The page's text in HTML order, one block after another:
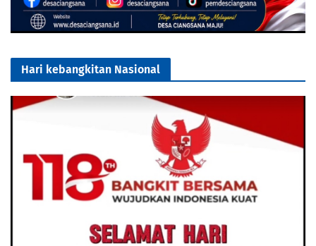
Hari kebangkitan Nasional